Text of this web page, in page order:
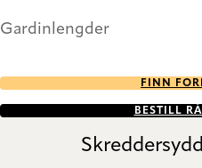
Gardinlengder
FINN
BESTILL